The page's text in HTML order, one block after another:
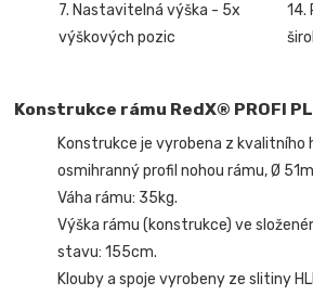
7. Nastavitelná výška - 5x
výškových pozic
14.
Konstrukce rámu RedX® PROFI
Konstrukce je vyrobena z kvalitního
osmihranný profil nohou rámu, Ø
Váha rámu: 35kg.
Výška rámu (konstrukce) ve
stavu: 155cm.
Klouby a spoje vyrobeny ze slitiny